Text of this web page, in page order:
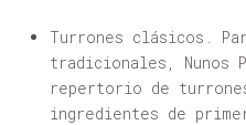
Turrones clásicos.
tradicionales, Nunos
repertorio de
ingredientes de